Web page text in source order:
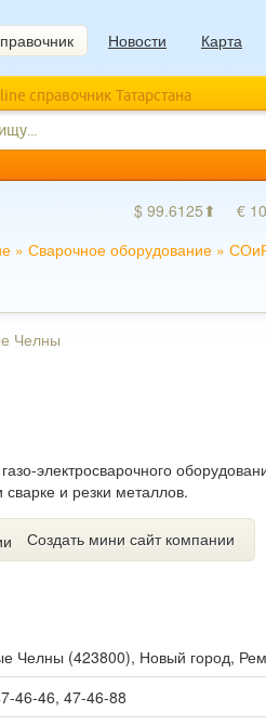
Новости Карта
справочник Татарстана
$ 99.6125⬆ €
» Сварочное оборудование »
Челны
электросварочного
и резки металлов.
Создать мини сайт компании
Челны (423800), Новый город,
46-46, 47-46-88